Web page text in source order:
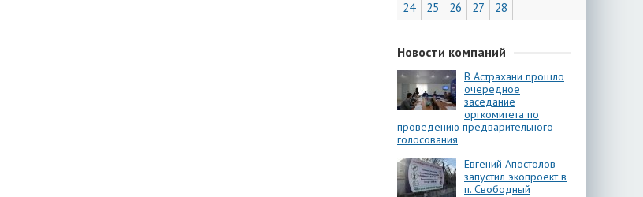
24
25 26 27 28
Новости компаний
В Астрахани прошло
очередное
заседание
оргкомитета по
проведению предварительного
голосования
Евгений Апостолов
запустил экопроект в
п. Свободный